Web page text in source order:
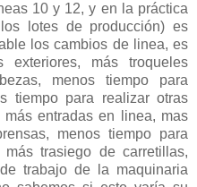
10 y 12, y en la práctica
lotes de producción) es
los cambios de linea, es
exteriores, más troqueles
menos tiempo para
tiempo para realizar otras
entradas en linea, mas
menos tiempo para
trasiego de carretillas,
trabajo de la maquinaria